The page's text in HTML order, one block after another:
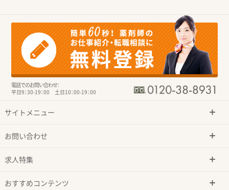
電話でのお問い合わせ：
平日9：30-19：00 土日10：00-19：00
サイトメニュー
お問い合わせ
求人特集
おすすめコンテンツ